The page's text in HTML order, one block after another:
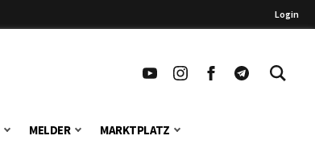
Login
MELDER MARKTPLATZ